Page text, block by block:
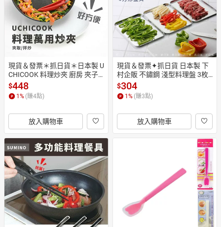
現貨＆發票＊抓日貨＊日本製 U
CHICOOK 料理炒夾 廚房 夾子
炒菜夾 不傷鍋 料理夾 拌炒 食
物夾 長夾 矽膠 夾
$448
1 % (賺4點)
放入購物車
現貨＆發票✦抓日貨 日本製 下
村企販 不鏽鋼 淺型料理盤 3枚
組 18-0不銹鋼 淺盤 方形 料理盤
備料
$304
1 % (賺3點)
放入購物車